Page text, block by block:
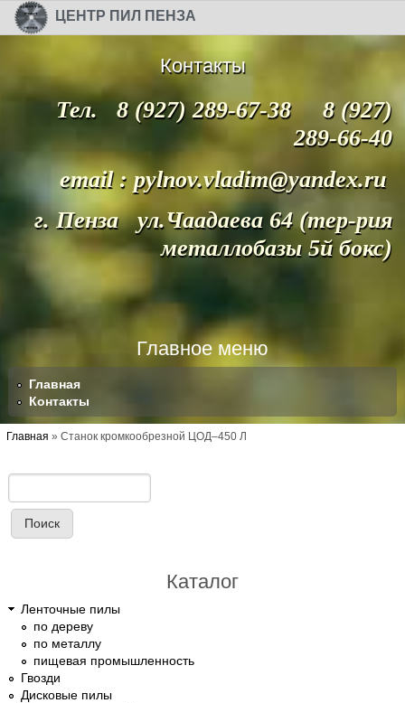
Перейти к основному содержанию
Skip to search
ЦЕНТР ПИЛ ПЕНЗА
Контакты
Тел. 8 (927) 289-67-38 8 (927)
289-66-40
email : pylnov.vladim@yandex.ru
г. Пенза ул.Чаадаева 64 (тер-рия
металлобазы 5й бокс)
Главное меню
Главная
Контакты
Вы здесь
Главная »Станок кромкообрезной ЦОД–450 Л
Поиск
Каталог
Ленточные пилы
по дереву
по металлу
пищевая промышленность
Гвозди
Дисковые пилы